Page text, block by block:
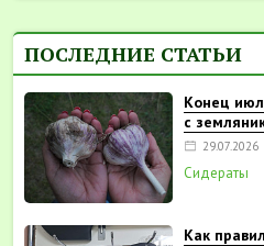
ПОСЛЕДНИЕ СТАТЬИ
Конец
с
29.07.2026
Сидераты
Как